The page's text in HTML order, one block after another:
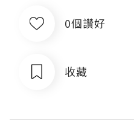
0個讚好
收藏